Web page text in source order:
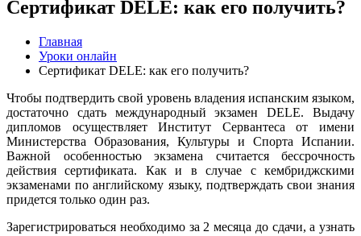
Сертификат DELE: как его получить?
Главная
Уроки онлайн
Сертификат DELE: как его получить?
Чтобы подтвердить свой уровень владения испанским языком,
достаточно сдать международный экзамен DELE. Выдачу
дипломов осуществляет Институт Сервантеса от имени
Министерства Образования, Культуры и Спорта Испании.
Важной особенностью экзамена считается бессрочность
действия сертификата. Как и в случае с кембриджскими
экзаменами по английскому языку, подтверждать свои знания
придется только один раз.
Зарегистрироваться необходимо за 2 месяца до сдачи, а узнать